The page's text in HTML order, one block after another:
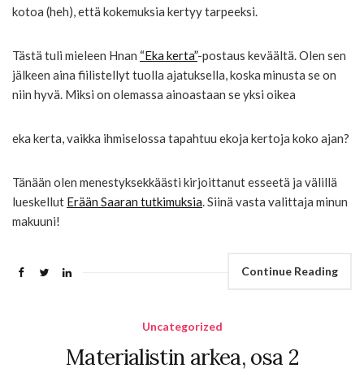
kotoa (heh), että kokemuksia kertyy tarpeeksi.
Tästä tuli mieleen Hnan “Eka kerta”-postaus keväältä. Olen sen
jälkeen aina fiilistellyt tuolla ajatuksella, koska minusta se on
niin hyvä. Miksi on olemassa ainoastaan se yksi oikea
eka kerta, vaikka ihmiselossa tapahtuu ekoja kertoja koko ajan?
Tänään olen menestyksekkäästi kirjoittanut esseetä ja välillä
lueskellut Erään Saaran tutkimuksia. Siinä vasta valittaja minun
makuuni!
Continue Reading
Uncategorized
Materialistin arkea, osa 2